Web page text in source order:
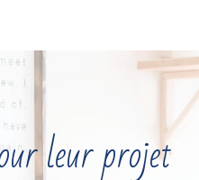
leur projet